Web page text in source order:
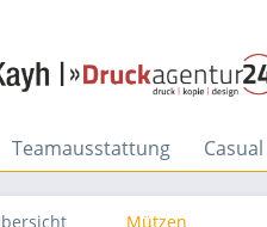
Teamausstattung
Mützen